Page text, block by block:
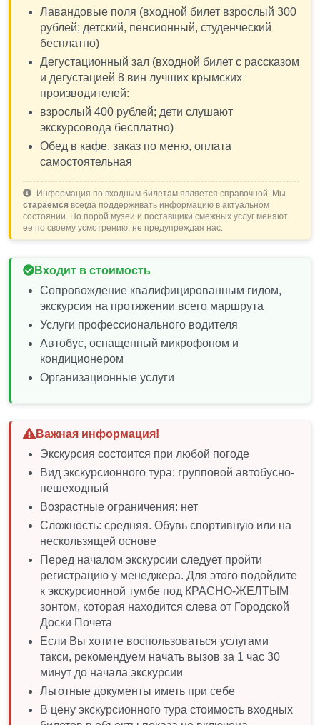
Лавандовые поля (входной билет взрослый 300
рублей; детский, пенсионный, студенческий
бесплатно)
Дегустационный зал (входной билет с рассказом
и дегустацией 8 вин лучших крымских
производителей:
взрослый 400 рублей; дети слушают
экскурсовода бесплатно)
Обед в кафе, заказ по меню, оплата
самостоятельная
Информация по входным билетам является справочной. Мы
стараемся всегда поддерживать информацию в актуальном
состоянии. Но порой музеи и поставщики смежных услуг меняют
ее по своему усмотрению, не предупреждая нас.
Входит в стоимость
Сопровождение квалифицированным гидом,
экскурсия на протяжении всего маршрута
Услуги профессионального водителя
Автобус, оснащенный микрофоном и
кондиционером
Организационные услуги
Важная информация!
Экскурсия состоится при любой погоде
Вид экскурсионного тура: групповой автобусно-
пешеходный
Возрастные ограничения: нет
Сложность: средняя. Обувь спортивную или на
нескользящей основе
Перед началом экскурсии следует пройти
регистрацию у менеджера. Для этого подойдите
к экскурсионной тумбе под КРАСНО-ЖЕЛТЫМ
зонтом, которая находится слева от Городской
Доски Почета
Если Вы хотите воспользоваться услугами
такси, рекомендуем начать вызов за 1 час 30
минут до начала экскурсии
Льготные документы иметь при себе
В цену экскурсионного тура стоимость входных